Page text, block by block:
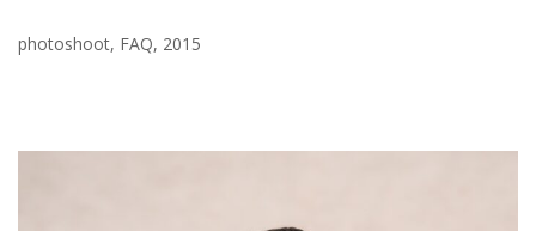
photoshoot, FAQ, 2015